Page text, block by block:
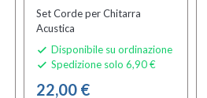
Set Corde per Chitarra
Acustica
 Disponibile su ordinazione
 Spedizione solo 6,90 €
22,00 €